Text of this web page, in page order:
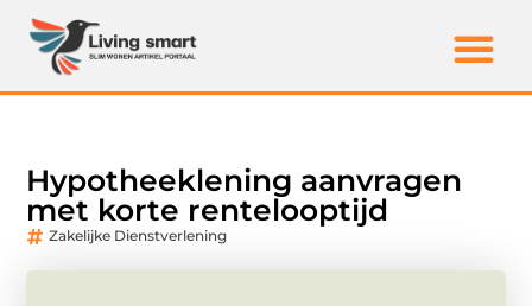
Hypotheeklening aanvragen
met korte rentelooptijd
Zakelijke Dienstverlening